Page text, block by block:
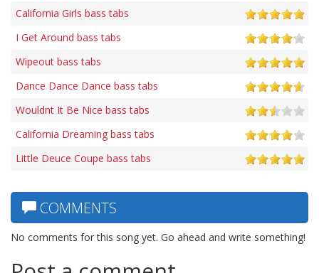
California Girls bass tabs
I Get Around bass tabs
Wipeout bass tabs
Dance Dance Dance bass tabs
Wouldnt It Be Nice bass tabs
California Dreaming bass tabs
Little Deuce Coupe bass tabs
COMMENTS
No comments for this song yet. Go ahead and write something!